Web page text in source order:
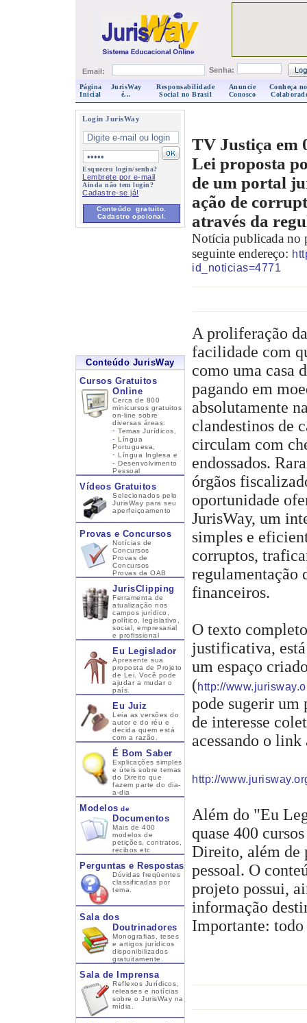
Email: Senha:
Página
Inicial
JurisWay
é...
Responsabilidade
Social no Brasil
Anuncie
Conosco
Conheça
Login JurisWay
Esqueceu login/senha?
Lembrete por e-mail
Ainda não tem login?
Cadastre-se já!
Conteúdo gratuito.
Cadastro opcional.
Conteúdo JurisWay
Cursos Gratuitos
Online
Cerca de 800
minicursos gratuitos
on-line sobre
diversas áreas:
- Temas Jurídicos,
- Língua
Portuguesa,
- Língua Inglesa e
- Desenvolvimento
Pessoal
Vídeos Gratuitos
Selecionados pelo
JurisWay para seu
aperfeiçoamento
Provas e Concursos
Notícias de
Concursos
Provas de
Concursos
Provas da OAB
JurisClipping
Ferramenta de
atualização nos
campos jurídico,
político, legislativo,
social, empresarial
e profissional
Eu Legislador
Apresente sua
proposta de Projeto
de Lei. Você pode
ajudar a mudar o
país.
Eu Juiz
Leia as versões do
autor e do réu e
decida quem está
com a razão.
É Bom Saber
Explicações simples
e úteis sobre temas
do Direito que
fazem parte do dia-
a-dia
Modelos de
Documentos
Mais de 400
modelos de
petições, contratos,
recibos etc
Perguntas e Respostas
Dúvidas freqüentes
classificadas por
tema.
Sala dos
Doutrinadores
Monografias, teses
e artigos jurídicos
disponibilizados
gratuitamente.
Sala de Imprensa
Reflexos Jurídicos,
releases e notícias
sobre o JurisWay na
mídia.
TV Justiça em
Lei proposta
de um portal
ação de
através da
Notícia publicada no
seguinte endereço:
id_noticias=4771
A proliferação
facilidade com
como uma casa
pagando em
absolutamente
clandestinos de
circulam com
endossados.
órgãos
oportunidade
JurisWay, um
simples e
corruptos,
regulamentação
financeiros.
O texto
justificativa,
um espaço
(http://
pode sugerir um
de interesse
acessando o
http://
Além do "Eu
quase 400
Direito, além de
pessoal. O
projeto possui,
informação
Importante: